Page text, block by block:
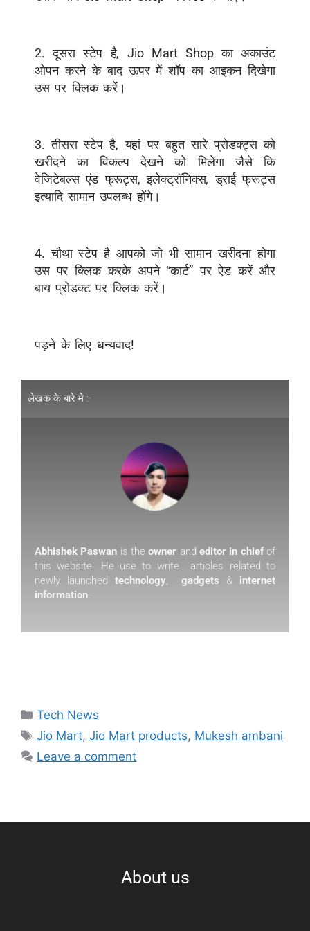
2. दूसरा स्टेप है, Jio Mart Shop का अकाउंट
ओपन करने के बाद ऊपर में शॉप का आइकन दिखेगा
उस पर क्लिक करें।
3. तीसरा स्टेप है, यहां पर बहुत सारे प्रोडक्ट्स को
खरीदने का विकल्प देखने को मिलेगा जैसे कि
वेजिटेबल्स एंड फ्रूट्स, इलेक्ट्रॉनिक्स, ड्राई फ्रूट्स
इत्यादि सामान उपलब्ध होंगे।
4. चौथा स्टेप है आपको जो भी सामान खरीदना होगा
उस पर क्लिक करके अपने “कार्ट” पर ऐड करें और
बाय प्रोडक्ट पर क्लिक करें।
पड़ने के लिए धन्यवाद!
लेखक के बारे मे :-
Abhishek Paswan is theowner andeditor in chiefof
this website. He use to write articles related to
newly launched technology,gadgets & internet
information.
Tech News
Jio Mart,Jio Mart products, Mukesh ambani
Leave a comment
About us